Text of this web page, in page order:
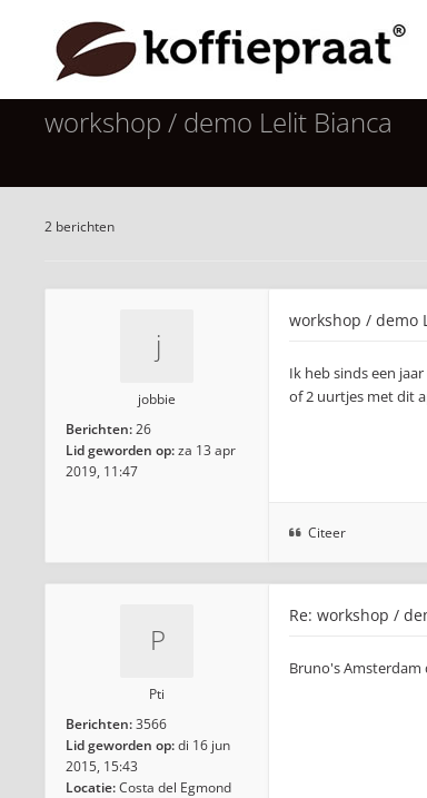
workshop / demo Lelit Bianca
2 berichten
jobbie
Berichten:26
Lid geworden op:za 13 apr
2019, 11:47
workshop / demo
Ik heb sinds een
of 2 uurtjes met dit
Citeer
Pti
Berichten:3566
Lid geworden op:di 16 jun
2015, 15:43
Locatie:Costa del Egmond
Re: workshop /
Bruno's Amsterdam